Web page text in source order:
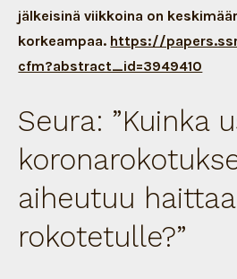
jälkeisinä viikkoina on
korkeampaa. https://
cfm?abstract_id=3949410
Seura: ”Kuinka
aiheutuu haittaa
rokotetulle?”